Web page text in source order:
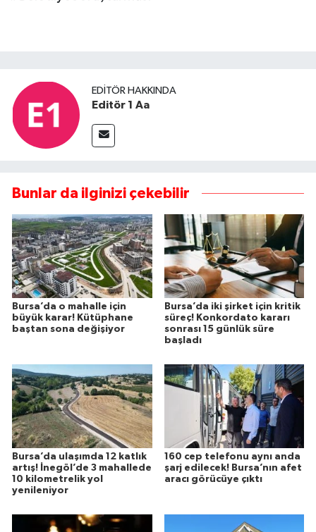
EDITÖR HAKKINDA
Editör 1 Aa
Bunlar da ilginizi çekebilir
Bursa’da o mahalle için
büyük karar! Kütüphane
baştan sona değişiyor
Bursa’da iki şirket için kritik
süreç! Konkordato kararı
sonrası 15 günlük süre
başladı
Bursa’da ulaşımda 12 katlık
artış! İnegöl’de 3 mahallede
10 kilometrelik yol
yenileniyor
160 cep telefonu aynı anda
şarj edilecek! Bursa’nın afet
aracı görücüye çıktı